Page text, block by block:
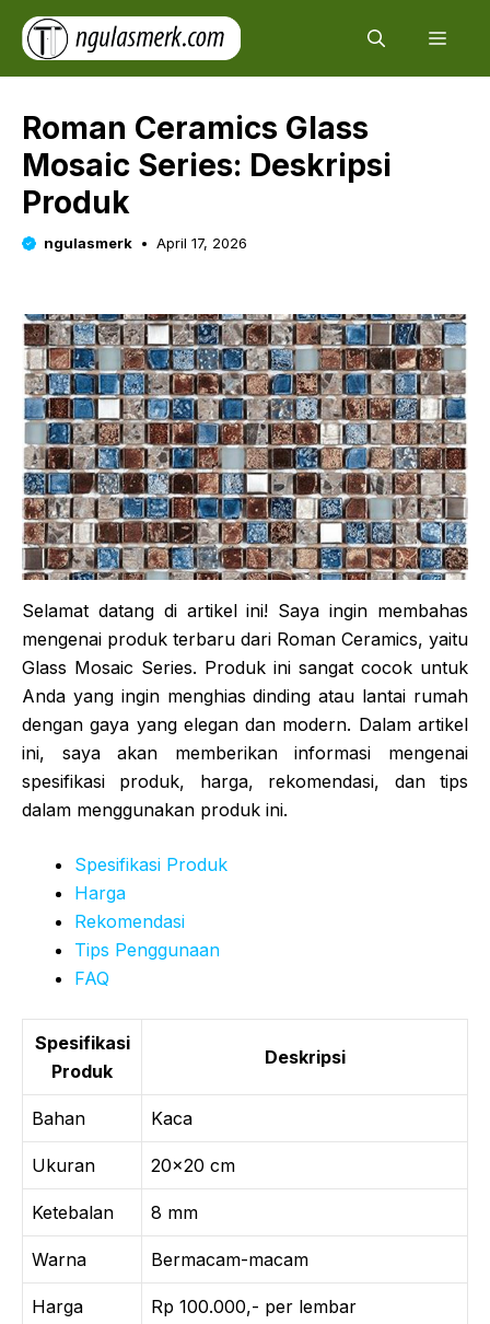
Skip
content
Roman Ceramics Glass
Mosaic Series: Deskripsi
Produk
ngulasmerk April 17, 2026
Selamat datang di artikel ini! Saya ingin membahas
mengenai produk terbaru dari Roman Ceramics, yaitu
Glass Mosaic Series. Produk ini sangat cocok untuk
Anda yang ingin menghias dinding atau lantai rumah
dengan gaya yang elegan dan modern. Dalam artikel
ini, saya akan memberikan informasi mengenai
spesifikasi produk, harga, rekomendasi, dan tips
dalam menggunakan produk ini.
Spesifikasi Produk
Harga
Rekomendasi
Tips Penggunaan
FAQ
Spesifikasi
Produk
Deskripsi
Bahan Kaca
Ukuran 20×20 cm
Ketebalan 8 mm
Warna Bermacam-macam
Harga Rp 100.000,- per lembar